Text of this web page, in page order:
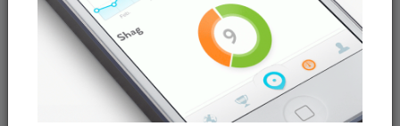
ثبت‌نام
ما را در شبکه‌های اجتماعی دنبال کنید: